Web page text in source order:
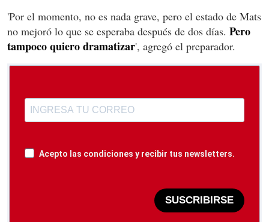
'Por el momento, no es nada grave, pero el estado de Mats
no mejoró lo que se esperaba después de dos días. Pero
tampoco quiero dramatizar', agregó el preparador.
Acepto las condiciones y recibir tus newsletters.
SUSCRIBIRSE